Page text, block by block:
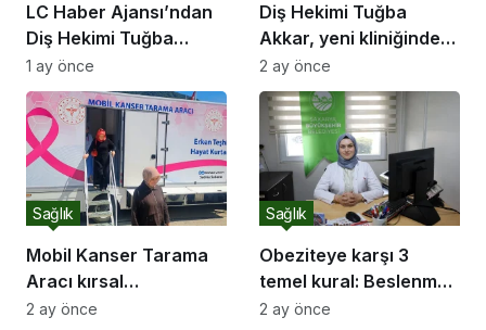
LC Haber Ajansı’ndan
Diş Hekimi Tuğba
Akkar’a ziyaret
1 ay önce
Diş Hekimi Tuğba
Akkar, yeni kliniğinde
hastalarını ağırlıyor
2 ay önce
Mobil Kanser Tarama
Aracı kırsal
mahallelerde ücretsiz
Sağlık
2 ay önce
Obeziteye karşı 3
temel kural: Beslenme,
hareket ve uyku
Sağlık
2 ay önce